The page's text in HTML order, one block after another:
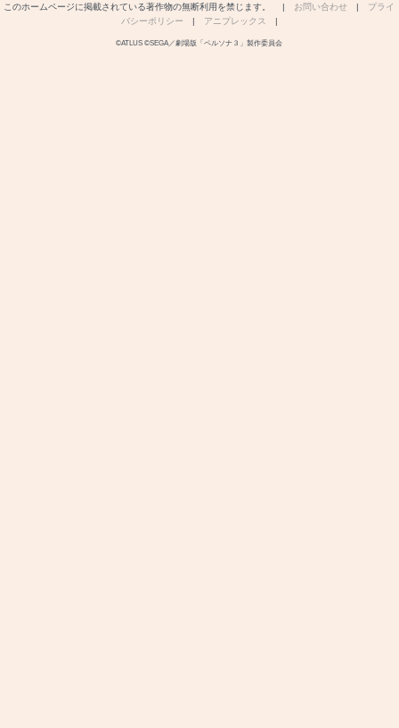
このホームページに掲載されている著作物の無断利用を禁じます。 | お問い合わせ | プライ
バシーポリシー | アニプレックス |
©ATLUS ©SEGA／劇場版「ペルソナ３」製作委員会